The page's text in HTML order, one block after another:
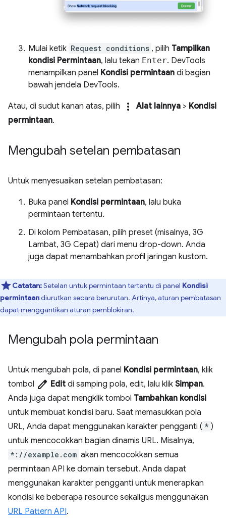
Mulai ketik Request conditions , pilih Tampilkan
kondisi Permintaan, lalu tekan Enter. DevTools
menampilkan panel Kondisi permintaan di bagian
bawah jendela DevTools.
Atau, di sudut kanan atas, pilih more_vert Alat lainnya > Kondisi
permintaan.
Mengubah setelan pembatasan
Untuk menyesuaikan setelan pembatasan:
Buka panel Kondisi permintaan, lalu buka
permintaan tertentu.
Di kolom Pembatasan, pilih preset (misalnya, 3G
Lambat, 3G Cepat) dari menu drop-down. Anda
juga dapat menambahkan profil jaringan kustom.
Catatan:Setelan untuk permintaan tertentu di panel Kondisi
permintaandiurutkan secara berurutan. Artinya, aturan pembatasan
dapat menggantikan aturan pemblokiran.
Mengubah pola permintaan
Untuk mengubah pola, di panel Kondisi permintaan, klik
tombol edit Edit di samping pola, edit, lalu klik Simpan.
Anda juga dapat mengklik tombol Tambahkan kondisi
untuk membuat kondisi baru. Saat memasukkan pola
URL, Anda dapat menggunakan karakter pengganti ( * )
untuk mencocokkan bagian dinamis URL. Misalnya,
*://example.com akan mencocokkan semua
permintaan API ke domain tersebut. Anda dapat
menggunakan karakter pengganti untuk menerapkan
kondisi ke beberapa resource sekaligus menggunakan
URL Pattern API.